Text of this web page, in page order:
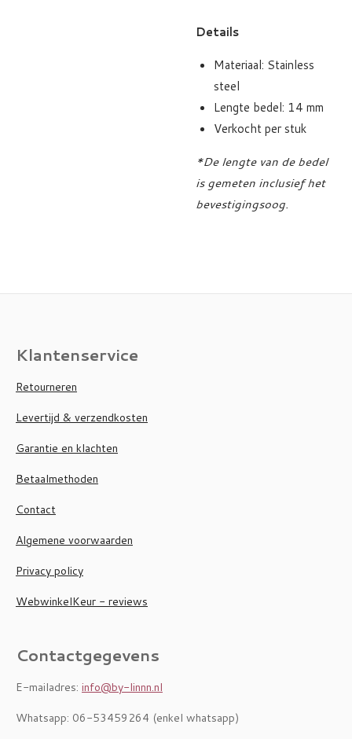
Details
Materiaal: Stainless
steel
Lengte bedel: 14 mm
Verkocht per stuk
*De lengte van de bedel
is gemeten inclusief het
bevestigingsoog.
Klantenservice
Retourneren
Levertijd & verzendkosten
Garantie en klachten
Betaalmethoden
Contact
Algemene voorwaarden
Privacy policy
WebwinkelKeur - reviews
Contactgegevens
E-mailadres: info@by-linnn.nl
Whatsapp: 06-53459264 (enkel whatsapp)